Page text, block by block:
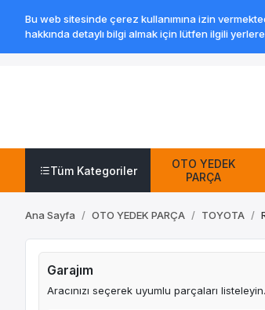
Tüm Kategoriler
OTO YEDEK
PARÇA
Ana Sayfa OTO YEDEK PARÇA TOYOTA
Garajım
Aracınızı seçerek uyumlu parçaları listeleyin.
Bu web sitesinde çerez kullanımına izin
hakkında detaylı bilgi almak için lütfen ilgili yerlere